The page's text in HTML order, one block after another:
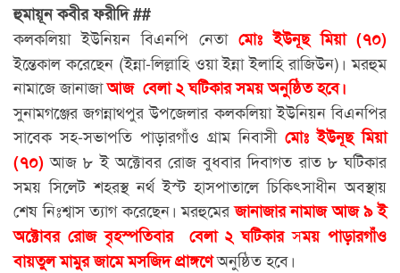
হুমায়ূন কবীর ফরীদি ##
কলকলিয়া ইউনিয়ন বিএনপি নেতা মোঃ ইউনূছ মিয়া (৭০)
ইন্তেকাল করেছেন (ইন্না-লিল্লাহি ওয়া ইন্না ইলাহি রাজিউন)। মরহুম
নামাজে জানাজাআজ বেলা ২ ঘটিকার সময় অনুষ্ঠিত হবে।
সুনামগঞ্জের জগন্নাথপুর উপজেলার কলকলিয়া ইউনিয়ন বিএনপির
সাবেক সহ-সভাপতি পাড়ারগাঁও গ্রাম নিবাসী মোঃ ইউনূছ মিয়া
(৭০) আজ ৮ ই অক্টোবর রোজ বুধবার দিবাগত রাত ৮ ঘটিকার
সময় সিলেট শহরস্থ নর্থ ইস্ট হাসপাতালে চিকিৎসাধীন অবস্থায়
শেষ নিঃশ্বাস ত্যাগ করেছেন। মরহুমেরজানাজার নামাজ আজ ৯ ই
অক্টোবর রোজ বৃহস্পতিবার বেলা ২ ঘটিকার সময়পাড়ারগাঁও
বায়তুল মামুর জামে মসজিদ প্রাঙ্গণেঅনুষ্ঠিত হবে।